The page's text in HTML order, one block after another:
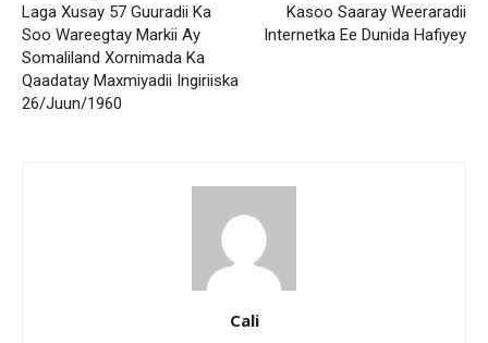
Laga Xusay 57 Guuradii Ka
Soo Wareegtay Markii Ay
Somaliland Xornimada Ka
Qaadatay Maxmiyadii Ingiriiska
26/Juun/1960
Kasoo Saaray Weeraradii
Internetka Ee Dunida Hafiyey
Cali